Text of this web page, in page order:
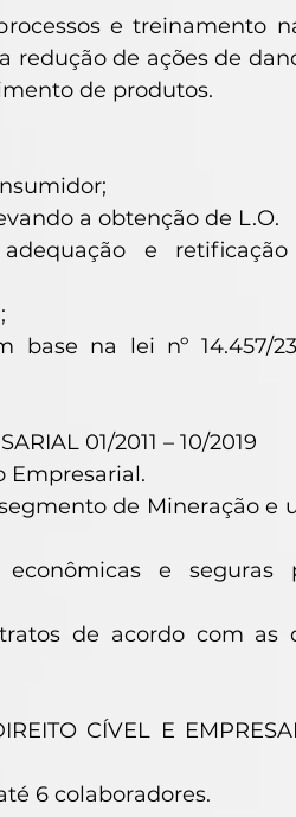
e treinamento
redução de ações de
de produtos.
a obtenção de L.O.
e
na lei nº 14.457/
01/2011 – 10/2019
Empresarial.
de Mineração e
e seguras
de acordo com as
CÍVEL E
6 colaboradores.